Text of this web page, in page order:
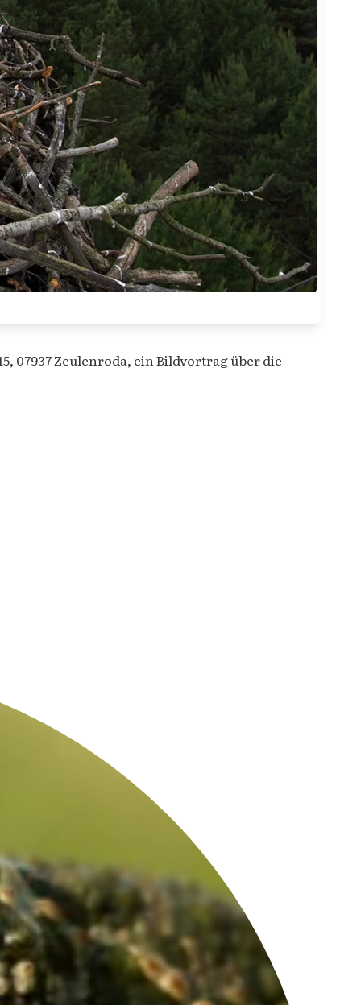
07937 Zeulenroda, ein Bildvortrag über die